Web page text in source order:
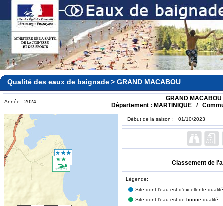
Qualité des eaux de baignade > GRAND MACABOU
Année : 2024
GRAND MACABOU
Département : MARTINIQUE /
Début de la saison : 01/10/2023
Classement de
Légende:
Site dont l'eau est d'excellente qualité
Site dont l'eau est de bonne qualité